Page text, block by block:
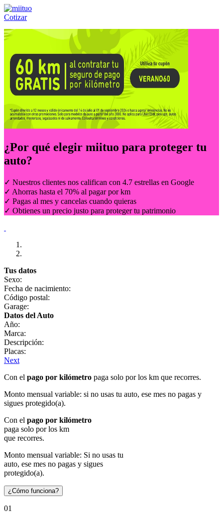
Cotizar
Llámanos al:(55) 84-21-05-00 ó
¿Por qué elegir miituo para proteger tu
auto?
✓ Nuestros clientes nos califican con 4.7 estrellas en Google
✓ Ahorras hasta el 70% al pagar por km
✓ Pagas al mes y cancelas cuando quieras
✓ Obtienes un precio justo para proteger tu patrimonio
Tus datos
Sexo:
Fecha de nacimiento:
Código postal:
Garage:
Datos del Auto
Año:
Marca:
Descripción:
Placas:
Next
Con el pago por kilómetro paga solo por los km que recorres.
Monto mensual variable: si no usas tu auto, ese mes no pagas y
sigues protegido(a).
Con el pago por kilómetro
paga solo por los km
que recorres.
Monto mensual variable: Si no usas tu
auto, ese mes no pagas y sigues
protegido(a).
¿Cómo funciona?
01